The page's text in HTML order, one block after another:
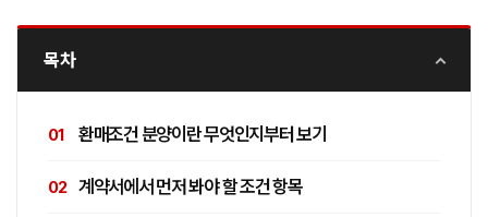
목차
환매조건 분양이란 무엇인지부터 보기
계약서에서 먼저 봐야 할 조건 항목